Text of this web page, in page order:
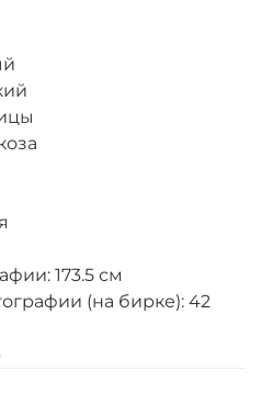
173.5 см
(на бирке): 42